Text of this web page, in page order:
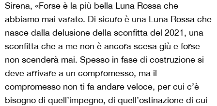
Sirena, «Forse è la più bella Luna Rossa che
abbiamo mai varato. Di sicuro è una Luna Rossa che
nasce dalla delusione della sconfitta del 2021, una
sconfitta che a me non è ancora scesa giù e forse
non scenderà mai. Spesso in fase di costruzione si
deve arrivare a un compromesso, ma il
compromesso non ti fa andare veloce, per cui c’è
bisogno di quell’impegno, di quell’ostinazione di cui